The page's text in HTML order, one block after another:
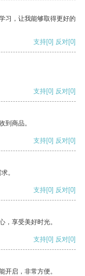
习，让我能够取得更好的
支持[0] 反对[0]
支持[0] 反对[0]
到商品。
支持[0] 反对[0]
。
支持[0] 反对[0]
，享受美好时光。
支持[0] 反对[0]
开启，非常方便。